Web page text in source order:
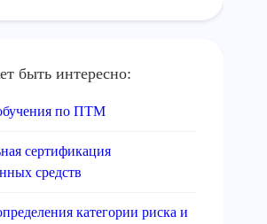
быть интересно:
по ПТМ
сертификация
средств
категории риска и